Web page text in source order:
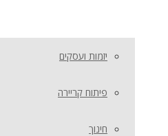
יזמות ועסקים
פיתוח קריירה
חינוך